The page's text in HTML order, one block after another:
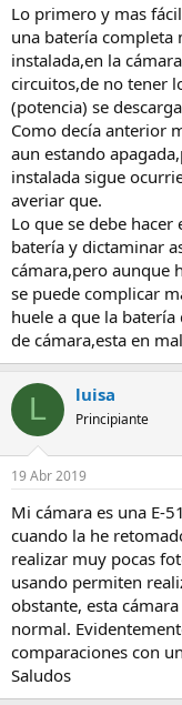
Lo primero y mas
una batería completa
instalada,en la
circuitos,de no tener
(potencia) se
Como decía anterior
aun estando
instalada sigue
averiar que.
Lo que se debe
batería y dictaminar
cámara,pero aunque
se puede complicar
huele a que la
de cámara,esta en
L luisa
Principiante
19 Abr 2019
Mi cámara es una E-
cuando la he
realizar muy pocas
usando permiten
obstante, esta
normal.
comparaciones con
Saludos